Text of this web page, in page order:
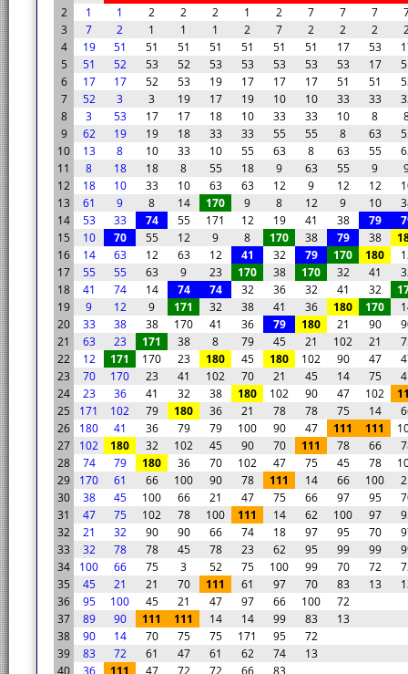
2
1 1 2 2 2 1 2 7 7 7
3
7 2 1 1 1 2 7 2 2 2
4
19 51 51 51 51 51 51 51 17 53
5
51 52 53 52 53 53 53 53 53 17
6
17 17 52 53 19 17 17 17 51 51
7
52 3 3 19 17 19 10 10 33 33
8
3 53 17 17 18 10 33 33 10 8
9
62 19 19 18 33 33 55 55 8 63
10
13 8 10 33 10 55 63 8 63 55
11
8 18 18 8 55 18 9 63 55 9
12
18 10 33 10 63 63 12 9 12 12
13
61 9 8 14 170 9 8 12 9 10
14
53 33 74 55 171 12 19 41 38 79
15
10 70 55 12 9 8 170 38 79 38
16
14 63 12 63 12 41 32 79 170 180
17
55 55 63 9 23 170 38 170 32 41
18
41 74 14 74 74 32 36 32 41 32
19
9 12 9 171 32 38 41 36 180 170
20
33 38 38 170 41 36 79 180 21 90
21
63 23 171 38 8 79 45 21 102 21
22
12 171 170 23 180 45 180 102 90 47
23
70 170 23 41 102 70 21 45 14 75
24
23 36 41 32 38 180 102 90 47 102
25
171 102 79 180 36 21 78 78 75 14
26
180 41 36 79 79 100 90 47 111 111
27
102 180 32 102 45 90 70 111 78 66
28
74 79 180 36 70 102 47 75 45 78
29
170 61 66 100 90 78 111 14 66 100
30
38 45 100 66 21 47 75 66 97 95
31
47 75 102 78 100 111 14 62 100 97
32
21 32 90 90 66 74 18 97 95 70
33
32 78 78 45 78 23 62 95 99 99
34
100 66 75 3 52 75 100 99 70 72
35
45 21 21 70 111 61 97 70 83 13
36
95 100 45 21 47 97 66 100
72
37
89 90 111 111 14 14 99 83
13
38
90 14 70 75 75 171 95
72
39
83 72 61 47 61 62 74
13
40
36 111 47 72 72 66
83